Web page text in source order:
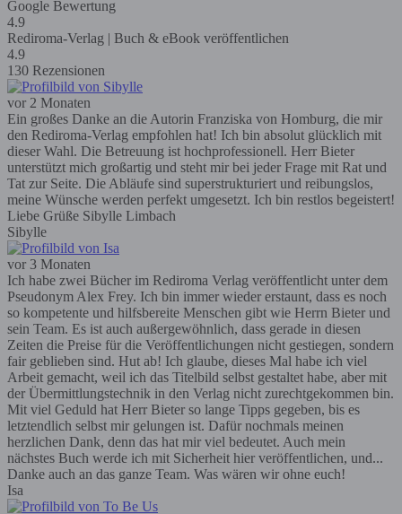
Google Bewertung
4.9
Rediroma-Verlag | Buch & eBook veröffentlichen
4.9
130 Rezensionen
vor 2 Monaten
Ein großes Danke an die Autorin Franziska von Homburg, die mir
den Rediroma-Verlag empfohlen hat! Ich bin absolut glücklich mit
dieser Wahl. Die Betreuung ist hochprofessionell. Herr Bieter
unterstützt mich großartig und steht mir bei jeder Frage mit Rat und
Tat zur Seite. Die Abläufe sind superstrukturiert und reibungslos,
meine Wünsche werden perfekt umgesetzt. Ich bin restlos begeistert!
Liebe Grüße Sibylle Limbach
Sibylle
vor 3 Monaten
Ich habe zwei Bücher im Rediroma Verlag veröffentlicht unter dem
Pseudonym Alex Frey. Ich bin immer wieder erstaunt, dass es noch
so kompetente und hilfsbereite Menschen gibt wie Herrn Bieter und
sein Team. Es ist auch außergewöhnlich, dass gerade in diesen
Zeiten die Preise für die Veröffentlichungen nicht gestiegen, sondern
fair geblieben sind. Hut ab! Ich glaube, dieses Mal habe ich viel
Arbeit gemacht, weil ich das Titelbild selbst gestaltet habe, aber mit
der Übermittlungstechnik in den Verlag nicht zurechtgekommen bin.
Mit viel Geduld hat Herr Bieter so lange Tipps gegeben, bis es
letztendlich selbst mir gelungen ist. Dafür nochmals meinen
herzlichen Dank, denn das hat mir viel bedeutet. Auch mein
nächstes Buch werde ich mit Sicherheit hier veröffentlichen, und...
Danke auch an das ganze Team. Was wären wir ohne euch!
Isa